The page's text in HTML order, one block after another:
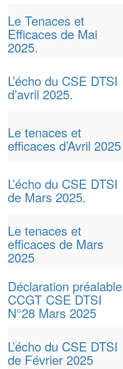
Le Tenaces et
Efficaces de Mai
2025.
L’écho du CSE DTSI
d’avril 2025.
Le tenaces et
efficaces d’Avril 2025
L’écho du CSE DTSI
de Mars 2025.
Le tenaces et
efficaces de Mars
2025
Déclaration préalable
CCGT CSE DTSI
N°28 Mars 2025
L’écho du CSE DTSI
de Février 2025